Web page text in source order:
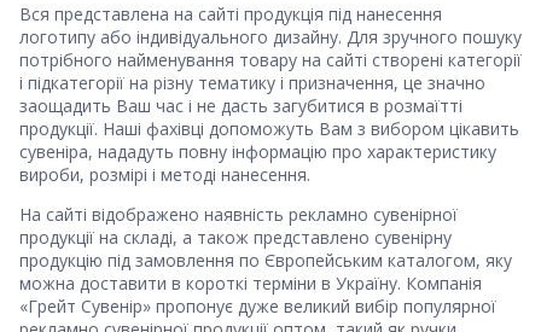
Вся представлена ​​на сайті продукція під нанесення
логотипу або індивідуального дизайну. Для зручного пошуку
потрібного найменування товару на сайті створені категорії
і підкатегорії на різну тематику і призначення, це значно
заощадить Ваш час і не дасть загубитися в розмаїтті
продукції. Наші фахівці допоможуть Вам з вибором цікавить
сувеніра, нададуть повну інформацію про характеристику
вироби, розмірі і методі нанесення.
На сайті відображено наявність рекламно сувенірної
продукції на складі, а також представлено сувенірну
продукцію під замовлення по Європейським каталогом, яку
можна доставити в короткі терміни в Україну. Компанія
«Грейт Сувенір» пропонує дуже великий вибір популярної